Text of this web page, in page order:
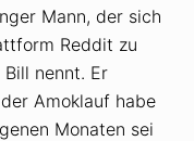
Mann, der sich
Reddit zu
nennt. Er
Amoklauf habe
Monaten sei